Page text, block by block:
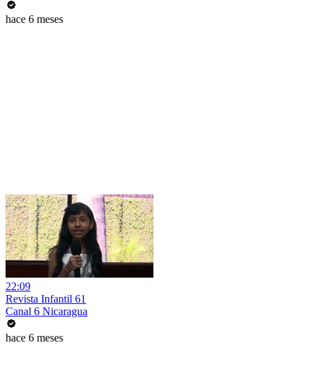
hace 6 meses
22:09
Revista Infantil 61
Canal 6 Nicaragua
hace 6 meses